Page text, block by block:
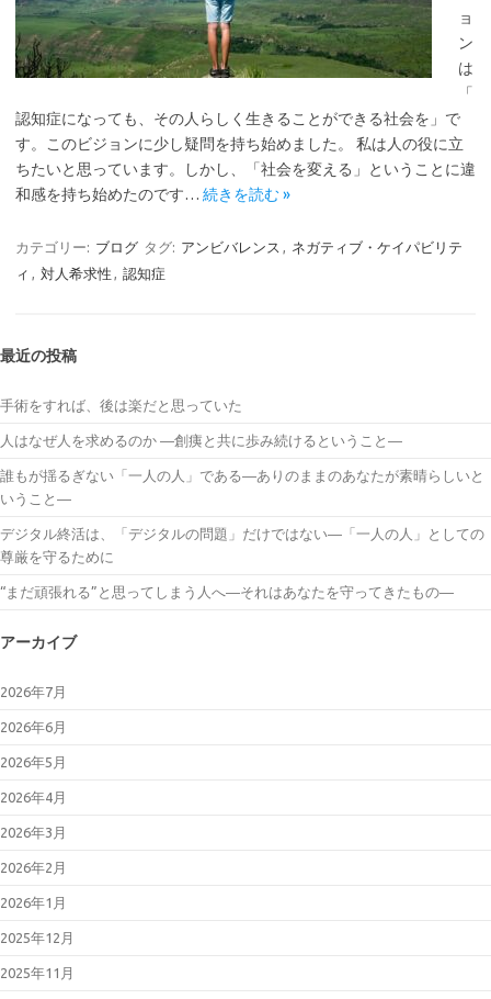
ョ
ン
は
「
認知症になっても、その人らしく生きることができる社会を」で
す。このビジョンに少し疑問を持ち始めました。 私は人の役に立
ちたいと思っています。しかし、「社会を変える」ということに違
和感を持ち始めたのです… 続きを読む »
カテゴリー: ブログ タグ: アンビバレンス , ネガティブ・ケイパビリテ
ィ , 対人希求性 , 認知症
最近の投稿
手術をすれば、後は楽だと思っていた
人はなぜ人を求めるのか ―創痍と共に歩み続けるということ―
誰もが揺るぎない「一人の人」である―ありのままのあなたが素晴らしいと
いうこと―
デジタル終活は、「デジタルの問題」だけではない―「一人の人」としての
尊厳を守るために
“まだ頑張れる”と思ってしまう人へ―それはあなたを守ってきたもの―
アーカイブ
2026年7月
2026年6月
2026年5月
2026年4月
2026年3月
2026年2月
2026年1月
2025年12月
2025年11月